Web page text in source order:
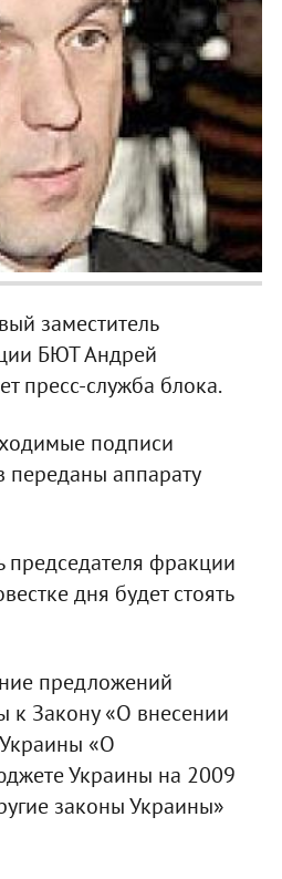
заместитель
БЮТ Андрей
пресс-служба блока.
подписи
переданы аппарату
председателя фракции
дня будет стоять
предложений
к Закону «О внесении
«О
Украины на 2009
законы Украины»